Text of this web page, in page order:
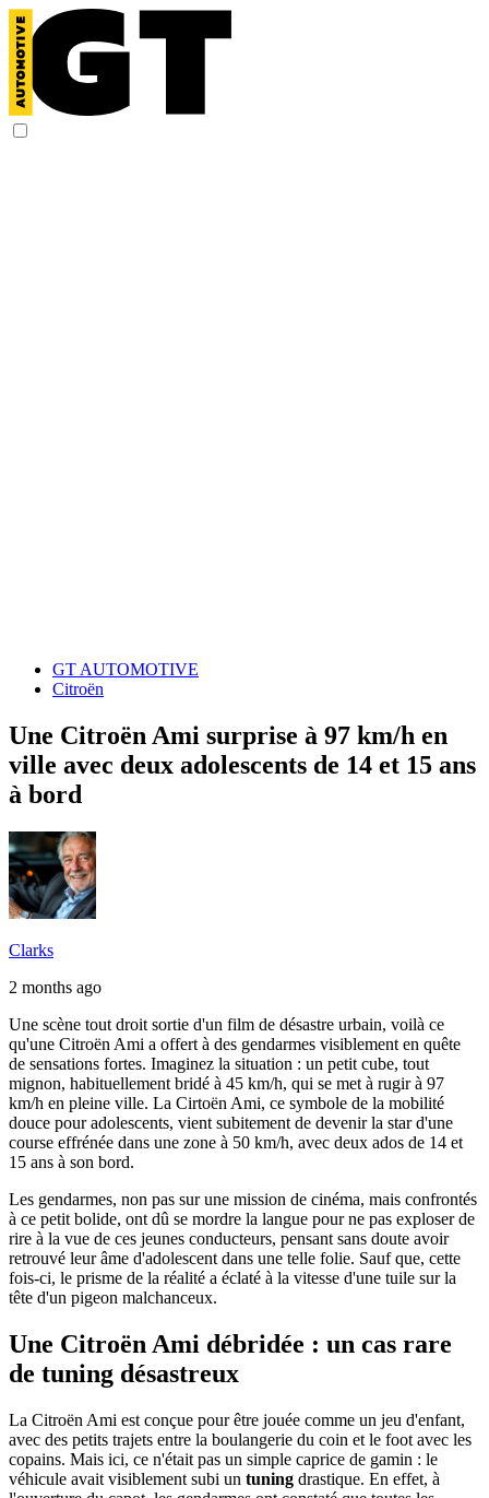
GT AUTOMOTIVE
Citroën
Une Citroën Ami surprise à 97 km/h en
ville avec deux adolescents de 14 et 15 ans
à bord
Clarks
2 months ago
Une scène tout droit sortie d'un film de désastre urbain, voilà ce
qu'une Citroën Ami a offert à des gendarmes visiblement en quête
de sensations fortes. Imaginez la situation : un petit cube, tout
mignon, habituellement bridé à 45 km/h, qui se met à rugir à 97
km/h en pleine ville. La Cirtoën Ami, ce symbole de la mobilité
douce pour adolescents, vient subitement de devenir la star d'une
course effrénée dans une zone à 50 km/h, avec deux ados de 14 et
15 ans à son bord.
Les gendarmes, non pas sur une mission de cinéma, mais confrontés
à ce petit bolide, ont dû se mordre la langue pour ne pas exploser de
rire à la vue de ces jeunes conducteurs, pensant sans doute avoir
retrouvé leur âme d'adolescent dans une telle folie. Sauf que, cette
fois-ci, le prisme de la réalité a éclaté à la vitesse d'une tuile sur la
tête d'un pigeon malchanceux.
Une Citroën Ami débridée : un cas rare
de tuning désastreux
La Citroën Ami est conçue pour être jouée comme un jeu d'enfant,
avec des petits trajets entre la boulangerie du coin et le foot avec les
copains. Mais ici, ce n'était pas un simple caprice de gamin : le
véhicule avait visiblement subi un tuning drastique. En effet, à